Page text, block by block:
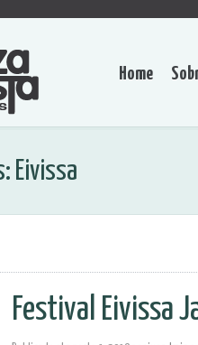
Home
Eivissa
Festival Eivissa